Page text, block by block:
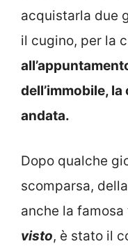
acquistarla due
il cugino, per la
dell’immobile,
andata.
Dopo qualche
scomparsa,
anche la
visto, è stato il